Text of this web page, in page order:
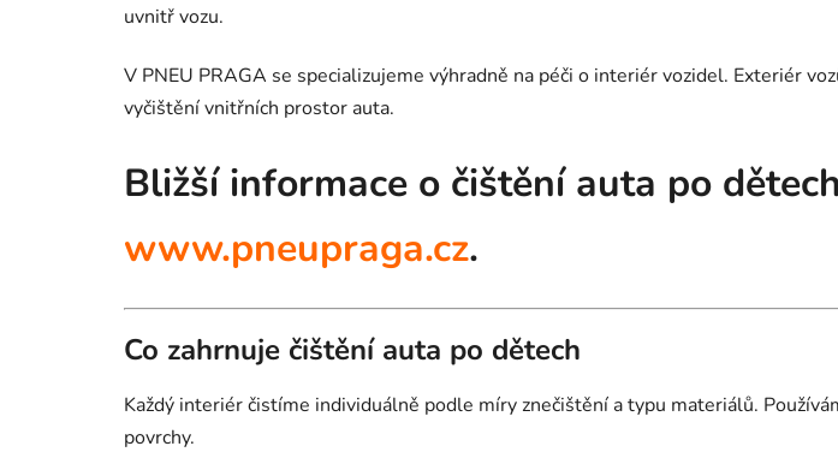
uvnitř vozu.
V PNEU PRAGA se specializujeme výhradně na péči o interiér vozidel. Exteriér
vyčištění vnitřních prostor auta.
Bližší informace o čištění auta po
www.pneupraga.cz.
Co zahrnuje čištění auta po dětech
Každý interiér čistíme individuálně podle míry znečištění a typu materiálů.
povrchy.